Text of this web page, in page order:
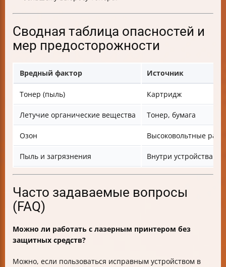
Сводная таблица опасностей и
мер предосторожности
Вредный фактор Источник
Тонер (пыль) Картридж
Летучие органические вещества Тонер, бумага
Озон Высоковольтные
Пыль и загрязнения Внутри устройства
Часто задаваемые вопросы
(FAQ)
Можно ли работать с лазерным принтером без
защитных средств?
Можно, если пользоваться исправным устройством в